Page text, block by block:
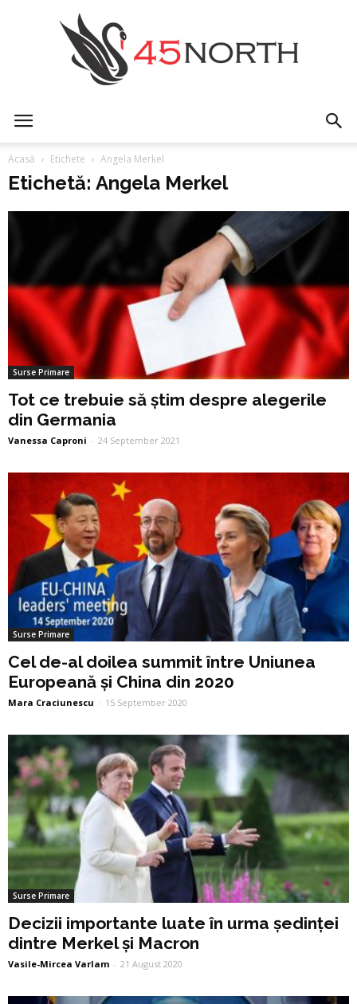
Acasă Etichete Angela Merkel
Etichetă: Angela Merkel
Surse Primare
Tot ce trebuie să știm despre alegerile
din Germania
Vanessa Caproni - 24 September 2021
Surse Primare
Cel de-al doilea summit între Uniunea
Europeană și China din 2020
Mara Craciunescu - 15 September 2020
Surse Primare
Decizii importante luate în urma ședinței
dintre Merkel și Macron
Vasile-Mircea Varlam - 21 August 2020